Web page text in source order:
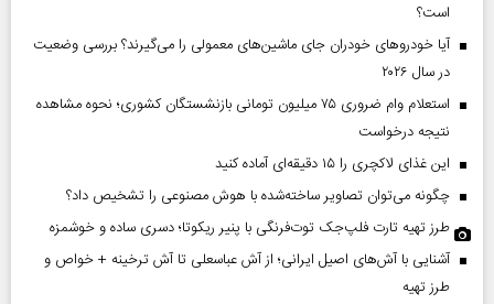
است؟
آیا خودروهای خودران جای ماشین‌های معمولی را می‌گیرند؟ بررسی وضعیت
در سال ۲۰۲۶
استعلام وام ضروری ۷۵ میلیون تومانی بازنشستگان کشوری؛ نحوه مشاهده
نتیجه درخواست
این غذای لاکچری را ۱۵ دقیقه‌ای آماده کنید
چگونه می‌توان تصاویر ساخته‌شده با هوش مصنوعی را تشخیص داد؟
طرز تهیه تارت فلپ‌جک توت‌فرنگی با پنیر ریکوتا؛ دسری ساده و خوشمزه
آشنایی با آش‌های اصیل ایرانی؛ از آش عباسعلی تا آش ترخینه + خواص و
طرز تهیه